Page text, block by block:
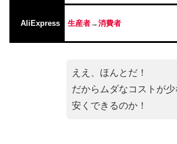
AliExpress 生産者→消費者
ええ、ほんとだ！
だからムダなコストが少
安くできるのか！